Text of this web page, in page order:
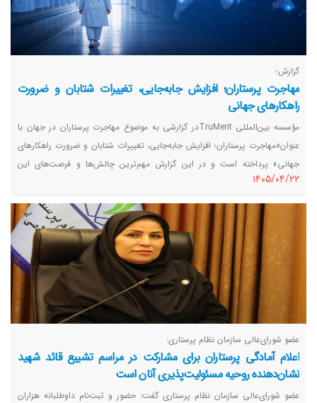
گزارش؛
مهاجرت پرستاران؛ افزایش جابه‌جایی، تغییرات شتابان و ضرورت
راهکارهای جهانی
مؤسسه بین‌المللی TruMeritدر گزارشی به موضوع مهاجرت پرستاران در جهان با
عنوان«مهاجرت پرستاران؛ افزایش جابه‌جایی، تغییرات شتابان و ضرورت راهکارهای
جهانی» پرداخته است و در این گزارش مهم‌ترین چالش‌ها و فرصت‌های این
موضوع را بررسی کرده است.
١٤٠٥/٠٤/٢٢
عضو شورای‌عالی سازمان نظام پرستاری:
اعلام آمادگی پرستاران برای مشارکت در مراسم تشییع قائد شهید
نشان‌دهنده روحیه مسئولیت‌پذیری آنان است
عضو شورای‌عالی سازمان نظام پرستاری گفت: حضور و ثبت‌نام داوطلبانه هزاران